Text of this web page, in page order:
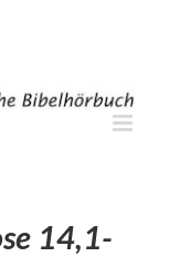
14,1-